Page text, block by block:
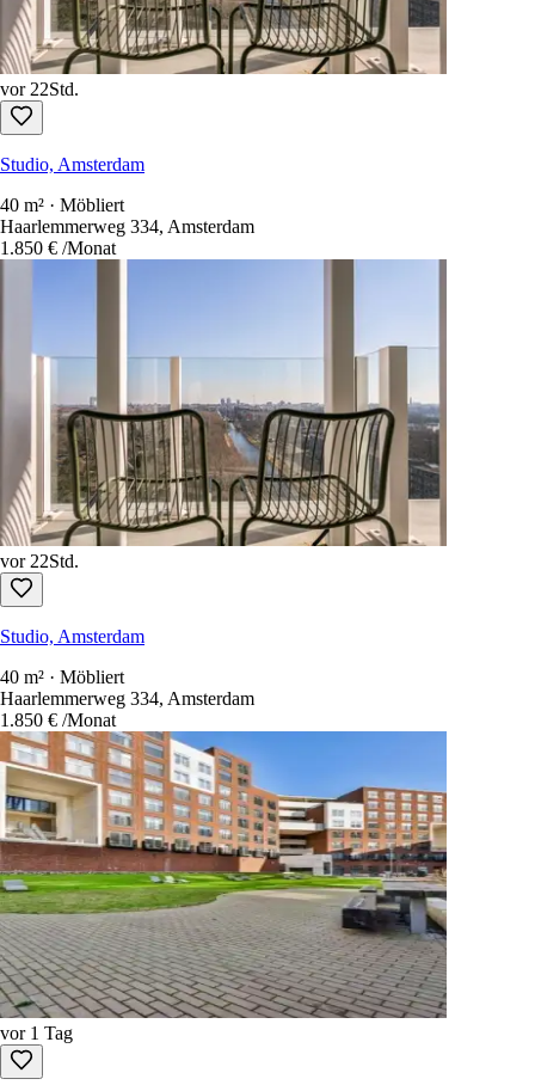
vor 22Std.
Studio, Amsterdam
40 m² · Möbliert
Haarlemmerweg 334, Amsterdam
1.850 € /Monat
vor 22Std.
Studio, Amsterdam
40 m² · Möbliert
Haarlemmerweg 334, Amsterdam
1.850 € /Monat
vor 1 Tag